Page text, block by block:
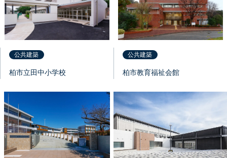
商業建築
その他
公共建築
柏市立田中小学校
公共建築
柏市教育福祉会館